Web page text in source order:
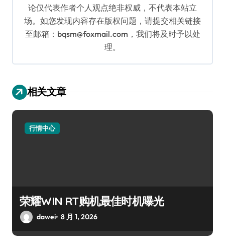
论仅代表作者个人观点绝非权威，不代表本站立
场。如您发现内容存在版权问题，请提交相关链接
至邮箱：bqsm@foxmail.com，我们将及时予以处
理。
相关文章
行情中心
荣耀WIN RT购机最佳时机曝光
dawei 8 月 1, 2026